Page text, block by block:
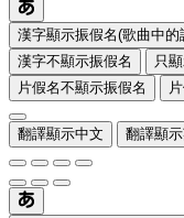
漢字顯示振假名(歌曲中的
漢字不顯示振假名
只
片假名不顯示振假名
翻譯顯示中文 翻譯顯